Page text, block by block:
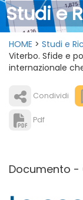
Studi e
HOME > Studi e
Viterbo. Sfide e
internazionale
Condividi
Pdf
Documento -